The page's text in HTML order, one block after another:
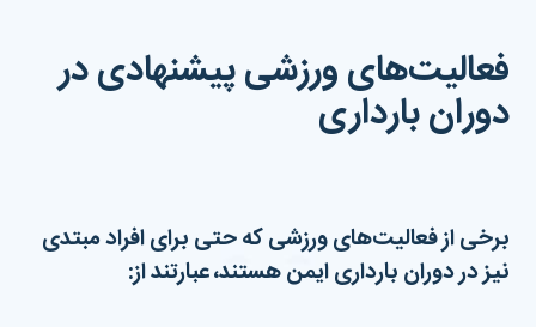
فعالیت‌های ورزشی پیشنهادی در
دوران بارداری
برخی از فعالیت‌های ورزشی که حتی برای افراد مبتدی
نیز در دوران بارداری ایمن هستند، عبارتند از: